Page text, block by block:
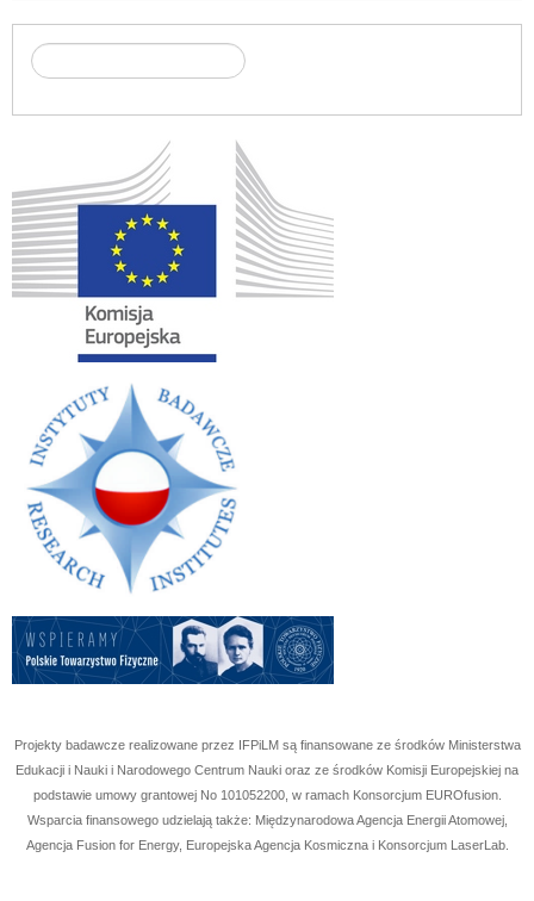
Projekty badawcze realizowane przez IFPiLM są finansowane ze środków Ministerstwa
Edukacji i Nauki i Narodowego Centrum Nauki oraz ze środków Komisji Europejskiej na
podstawie umowy grantowej No 101052200, w ramach Konsorcjum EUROfusion.
Wsparcia finansowego udzielają także: Międzynarodowa Agencja Energii Atomowej,
Agencja Fusion for Energy, Europejska Agencja Kosmiczna i Konsorcjum LaserLab.